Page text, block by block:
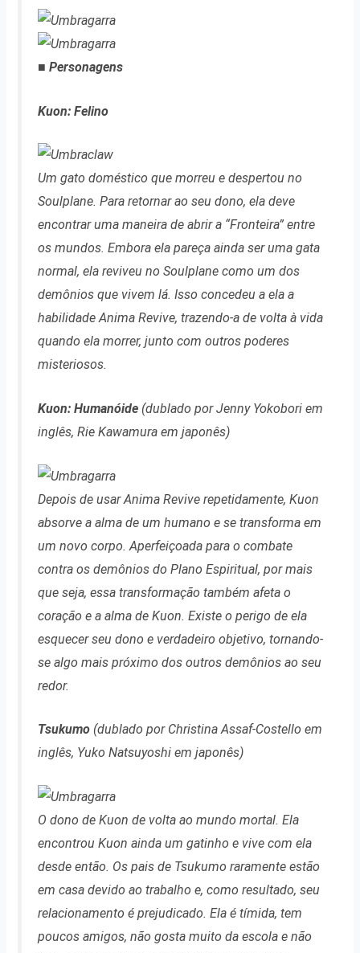
■ Personagens
Kuon: Felino
Um gato doméstico que morreu e despertou no
Soulplane. Para retornar ao seu dono, ela deve
encontrar uma maneira de abrir a “Fronteira” entre
os mundos. Embora ela pareça ainda ser uma gata
normal, ela reviveu no Soulplane como um dos
demônios que vivem lá. Isso concedeu a ela a
habilidade Anima Revive, trazendo-a de volta à vida
quando ela morrer, junto com outros poderes
misteriosos.
Kuon: Humanóide (dublado por Jenny Yokobori em
inglês, Rie Kawamura em japonês)
Depois de usar Anima Revive repetidamente, Kuon
absorve a alma de um humano e se transforma em
um novo corpo. Aperfeiçoada para o combate
contra os demônios do Plano Espiritual, por mais
que seja, essa transformação também afeta o
coração e a alma de Kuon. Existe o perigo de ela
esquecer seu dono e verdadeiro objetivo, tornando-
se algo mais próximo dos outros demônios ao seu
redor.
Tsukumo (dublado por Christina Assaf-Costello em
inglês, Yuko Natsuyoshi em japonês)
O dono de Kuon de volta ao mundo mortal. Ela
encontrou Kuon ainda um gatinho e vive com ela
desde então. Os pais de Tsukumo raramente estão
em casa devido ao trabalho e, como resultado, seu
relacionamento é prejudicado. Ela é tímida, tem
poucos amigos, não gosta muito da escola e não